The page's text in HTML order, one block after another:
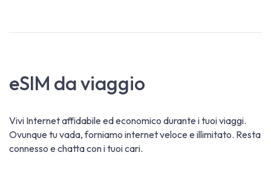
eSIM da viaggio
Vivi Internet affidabile ed economico durante i tuoi viaggi.
Ovunque tu vada, forniamo internet veloce e illimitato. Resta
connesso e chatta con i tuoi cari.